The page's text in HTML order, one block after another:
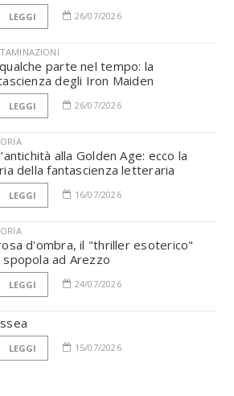
LEGGI 26/07/2026
parte nel tempo: la
degli Iron Maiden
LEGGI 26/07/2026
alla Golden Age: ecco la
della fantascienza letteraria
LEGGI 16/07/2026
d'ombra, il "thriller esoterico"
spopola ad Arezzo
LEGGI 24/07/2026
LEGGI 15/07/2026